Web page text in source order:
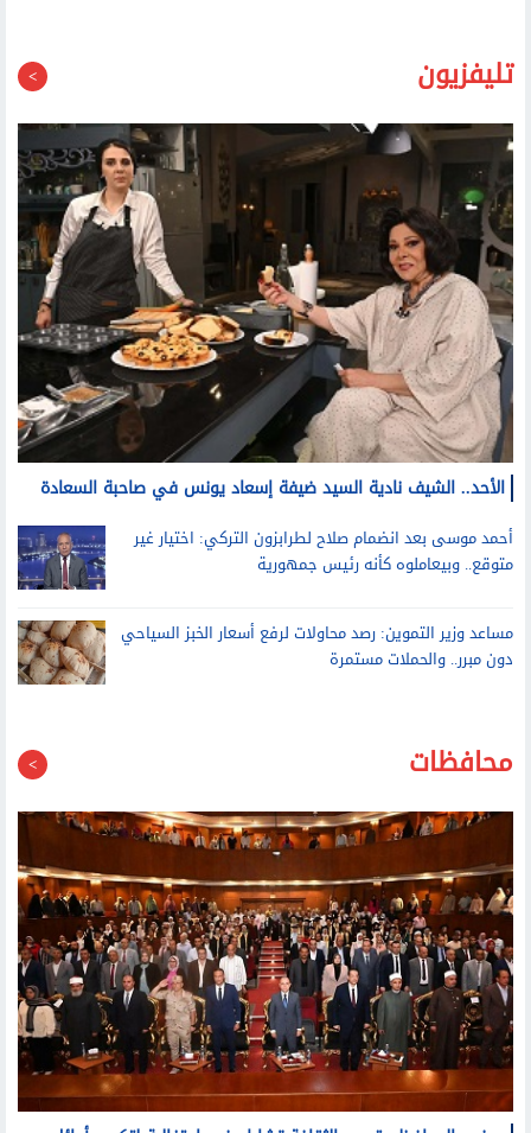
تليفزيون
الأحد.. الشيف نادية السيد ضيفة إسعاد يونس في صاحبة السعادة
أحمد موسى بعد انضمام صلاح لطرابزون التركي: اختيار غير
متوقع.. وبيعاملوه كأنه رئيس جمهورية
مساعد وزير التموين: رصد محاولات لرفع أسعار الخبز السياحي
دون مبرر.. والحملات مستمرة
محافظات